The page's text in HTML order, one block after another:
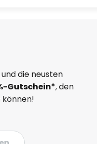
die neusten
-Gutschein*, den
können!